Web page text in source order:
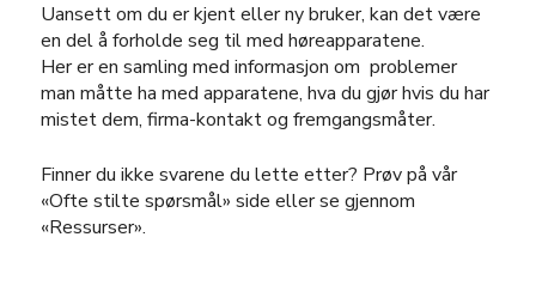
Uansett om du er kjent eller ny bruker, kan det være
en del å forholde seg til med høreapparatene.
Her er en samling med informasjon om problemer
man måtte ha med apparatene, hva du gjør hvis du har
mistet dem, firma-kontakt og fremgangsmåter.
Finner du ikke svarene du lette etter? Prøv på vår
«Ofte stilte spørsmål» side eller se gjennom
«Ressurser».